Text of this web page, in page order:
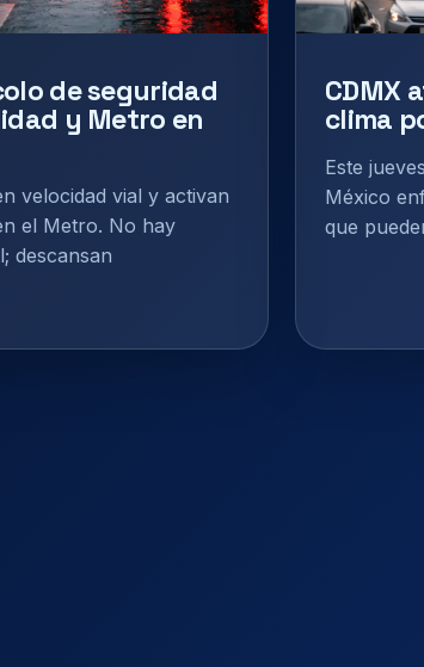
de seguridad
y Metro en
velocidad vial y activan
el Metro. No hay
descansan
CDMX
clima
Este
México
que